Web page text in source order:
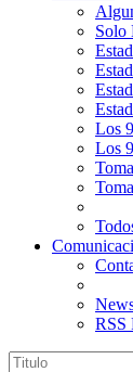
Solo
Los
Los
RSS